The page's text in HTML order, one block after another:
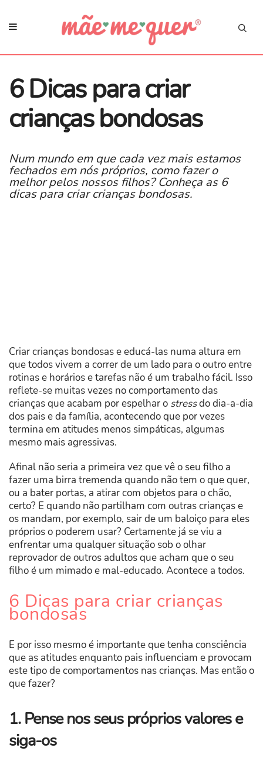
6 Dicas para criar
crianças bondosas
Num mundo em que cada vez mais estamos
fechados em nós próprios, como fazer o
melhor pelos nossos filhos? Conheça as 6
dicas para criar crianças bondosas.
Criar crianças bondosas e educá-las numa altura em
que todos vivem a correr de um lado para o outro entre
rotinas e horários e tarefas não é um trabalho fácil. Isso
reflete-se muitas vezes no comportamento das
crianças que acabam por espelhar o stressdo dia-a-dia
dos pais e da família, acontecendo que por vezes
termina em atitudes menos simpáticas, algumas
mesmo mais agressivas.
Afinal não seria a primeira vez que vê o seu filho a
fazer uma birra tremenda quando não tem o que quer,
ou a bater portas, a atirar com objetos para o chão,
certo? E quando não partilham com outras crianças e
os mandam, por exemplo, sair de um baloiço para eles
próprios o poderem usar? Certamente já se viu a
enfrentar uma qualquer situação sob o olhar
reprovador de outros adultos que acham que o seu
filho é um mimado e mal-educado. Acontece a todos.
6 Dicas para criar crianças
bondosas
E por isso mesmo é importante que tenha consciência
que as atitudes enquanto pais influenciam e provocam
este tipo de comportamentos nas crianças. Mas então o
que fazer?
1. Pense nos seus próprios valores e
siga-os